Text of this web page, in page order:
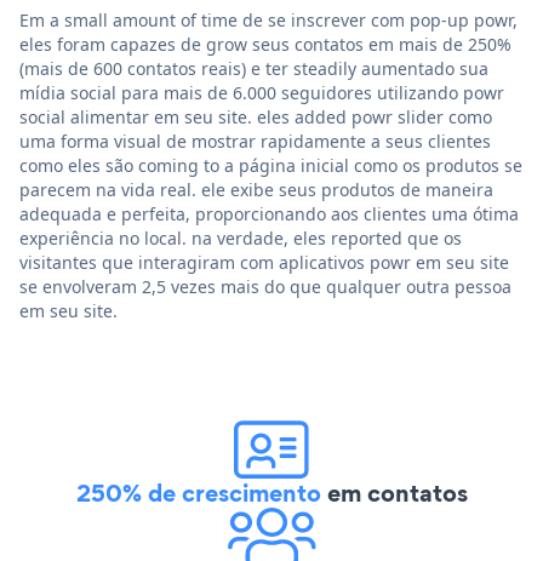
Em a small amount of time de se inscrever com pop-up powr,
eles foram capazes de grow seus contatos em mais de 250%
(mais de 600 contatos reais) e ter steadily aumentado sua
mídia social para mais de 6.000 seguidores utilizando powr
social alimentar em seu site. eles added powr slider como
uma forma visual de mostrar rapidamente a seus clientes
como eles são coming to a página inicial como os produtos se
parecem na vida real. ele exibe seus produtos de maneira
adequada e perfeita, proporcionando aos clientes uma ótima
experiência no local. na verdade, eles reported que os
visitantes que interagiram com aplicativos powr em seu site
se envolveram 2,5 vezes mais do que qualquer outra pessoa
em seu site.
250% de crescimentoem contatos